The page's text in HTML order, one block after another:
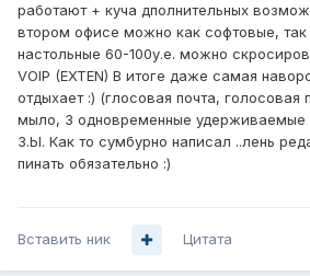
работают + куча дполнительных
втором офисе можно как софтовые, так
настольные 60-100у.е. можно
VOIP (EXTEN) В итоге даже самая
отдыхает :) (глосовая почта, голосовая
мыло, 3 одновременные удерживаемые
З.Ы. Как то сумбурно написал ..лень
пинать обязательно :)
Вставить ник Цитата